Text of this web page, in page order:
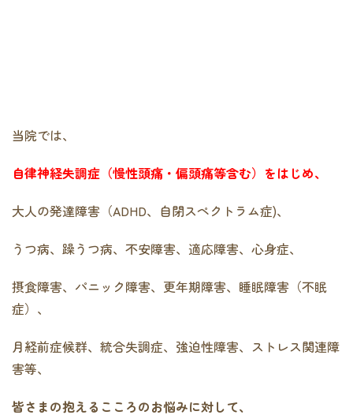
当院では、
自律神経失調症（慢性頭痛・偏頭痛等含む）をはじめ、
大人の発達障害（ADHD、自閉スペクトラム症)、
うつ病、躁うつ病、不安障害、適応障害、心身症、
摂食障害、パニック障害、更年期障害、睡眠障害（不眠
症）、
月経前症候群、統合失調症、強迫性障害、ストレス関連障
害等、
皆さまの抱えるこころのお悩みに対して、